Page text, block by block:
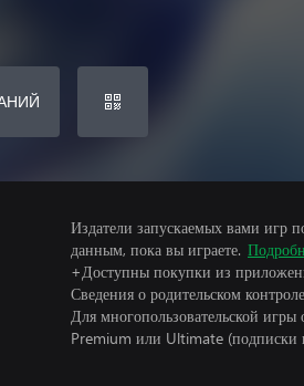
Издатели запускаемых вами игр
данным, пока вы играете.
+Доступны покупки из
Сведения о родительском
Для многопользовательской
Premium или Ultimate (подписки